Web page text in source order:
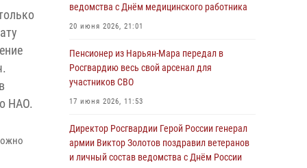
НАО.
ведомства с Днём медицинского работника
20 июня 2026, 21:01
Пенсионер из Нарьян-Мара передал в
Росгвардию весь свой арсенал для
участников СВО
17 июня 2026, 11:53
Директор Росгвардии Герой России генерал
армии Виктор Золотов поздравил ветеранов
и личный состав ведомства с Днём России